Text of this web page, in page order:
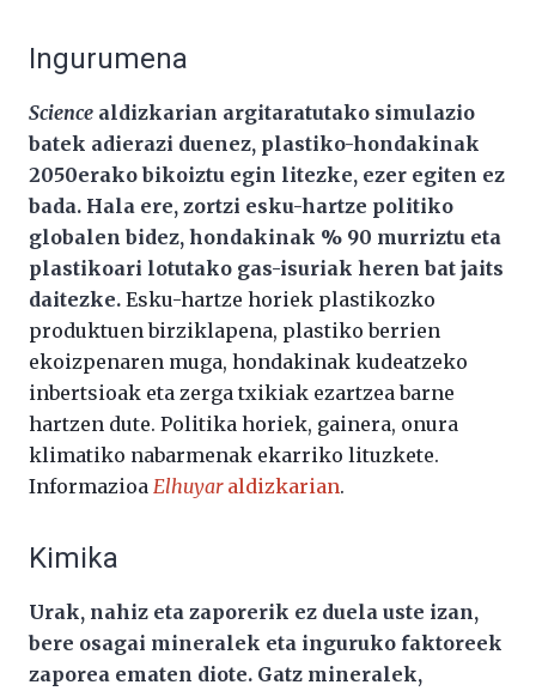
Ingurumena
Science aldizkarian argitaratutako simulazio
batek adierazi duenez, plastiko-hondakinak
2050erako bikoiztu egin litezke, ezer egiten ez
bada. Hala ere, zortzi esku-hartze politiko
globalen bidez, hondakinak % 90 murriztu eta
plastikoari lotutako gas-isuriak heren bat jaits
daitezke. Esku-hartze horiek plastikozko
produktuen birziklapena, plastiko berrien
ekoizpenaren muga, hondakinak kudeatzeko
inbertsioak eta zerga txikiak ezartzea barne
hartzen dute. Politika horiek, gainera, onura
klimatiko nabarmenak ekarriko lituzkete.
Informazioa Elhuyaraldizkarian.
Kimika
Urak, nahiz eta zaporerik ez duela uste izan,
bere osagai mineralek eta inguruko faktoreek
zaporea ematen diote. Gatz mineralek,